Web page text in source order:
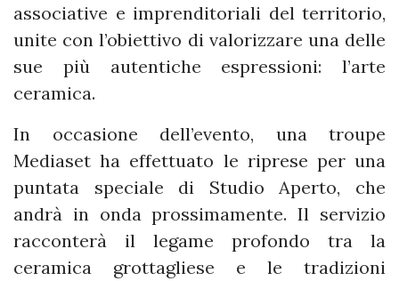
associative e imprenditoriali del territorio,
unite con l’obiettivo di valorizzare una delle
sue più autentiche espressioni: l’arte
ceramica.
In occasione dell’evento, una troupe
Mediaset ha effettuato le riprese per una
puntata speciale di Studio Aperto, che
andrà in onda prossimamente. Il servizio
racconterà il legame profondo tra la
ceramica grottagliese e le tradizioni